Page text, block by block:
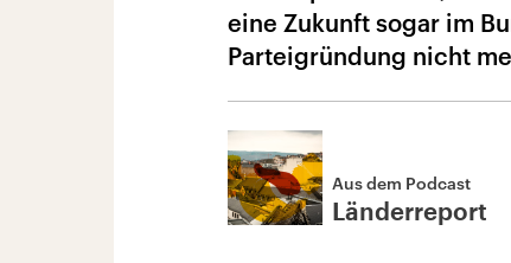
eine Zukunft sogar im
Parteigründung nicht
Aus dem Podcast
Länderreport